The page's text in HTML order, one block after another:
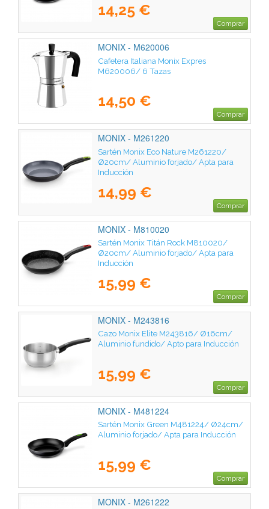
14,25 €
Comprar
MONIX - M620006
Cafetera Italiana Monix Expres
M620006/ 6 Tazas
14,50 €
Comprar
MONIX - M261220
Sartén Monix Eco Nature M261220/
Ø20cm/ Aluminio forjado/ Apta para
Inducción
14,99 €
Comprar
MONIX - M810020
Sartén Monix Titán Rock M810020/
Ø20cm/ Aluminio forjado/ Apta para
Inducción
15,99 €
Comprar
MONIX - M243816
Cazo Monix Elite M243816/ Ø16cm/
Aluminio fundido/ Apto para Inducción
15,99 €
Comprar
MONIX - M481224
Sartén Monix Green M481224/ Ø24cm/
Aluminio forjado/ Apta para Inducción
15,99 €
Comprar
MONIX - M261222